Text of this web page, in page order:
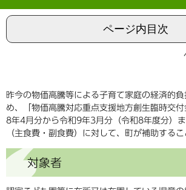
ページ内目次
昨今の物価高騰等による子育て家庭の経済的
め、「物価高騰対応重点支援地方創生臨時交付
8年4月分から令和9年3月分（令和8年度分）
（主食費・副食費）に対して、町が補助するこ
対象者